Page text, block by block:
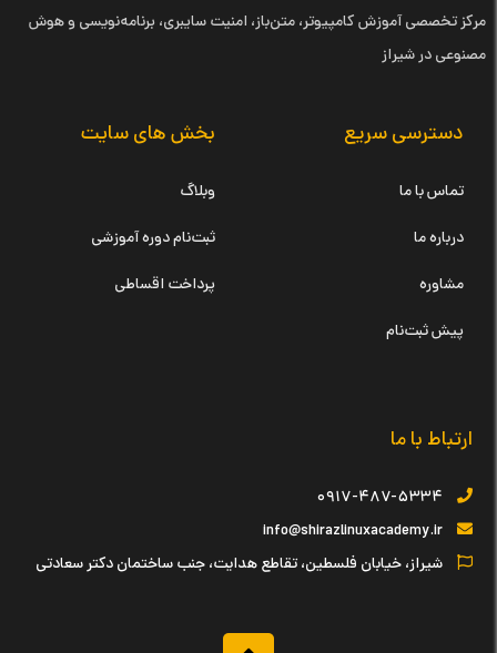
مرکز تخصصی آموزش کامپیوتر، متن‌باز، امنیت سایبری، برنامه‌نویسی و هوش
مصنوعی در شیراز
دسترسی سریع
تماس با ما
درباره ما
مشاوره
پیش ثبت‌نام
بخش های سایت
وبلاگ
ثبت‌نام دوره آموزشی
پرداخت اقساطی
ارتباط با ما
۰۹۱۷-۴۸۷-۵۳۳۴
info@shirazlinuxacademy.ir
شیراز، خیابان فلسطین، تقاطع هدایت، جنب ساختمان دکتر سعادتی